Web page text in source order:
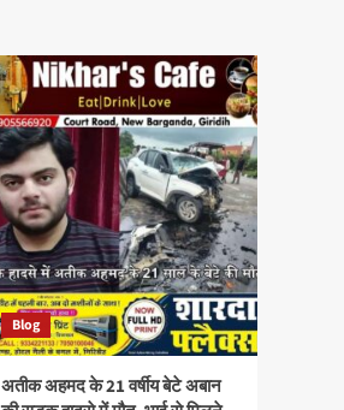
Blog
अतीक अहमद के 21 वर्षीय बेटे अबान